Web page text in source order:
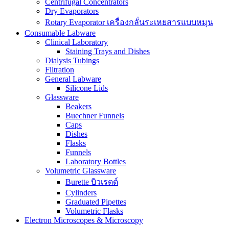
Dry Evaporators
Rotary Evaporator เครื่องกลั่นระเหยสารแบบหมุน
Consumable Labware
Clinical Laboratory
Staining Trays and Dishes
Dialysis Tubings
Filtration
General Labware
Silicone Lids
Glassware
Beakers
Buechner Funnels
Caps
Dishes
Flasks
Funnels
Laboratory Bottles
Volumetric Glassware
Burette บิวเรตต์
Cylinders
Graduated Pipettes
Volumetric Flasks
Electron Microscopes & Microscopy